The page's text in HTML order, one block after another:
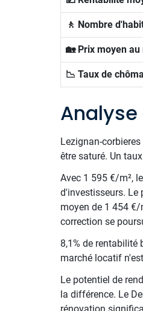
🚶 Nombre
🏡 Prix moyen au
📉 Taux de
Lezignan-
être saturé. Un
Avec 1 595 €/m²,
d'investisseurs. Le
moyen de 1 454 €/
correction se
8,1% de rentabilité
marché locatif
Le potentiel de
la différence. Le